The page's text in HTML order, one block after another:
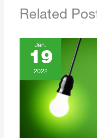
Related
Jan.
19
2022